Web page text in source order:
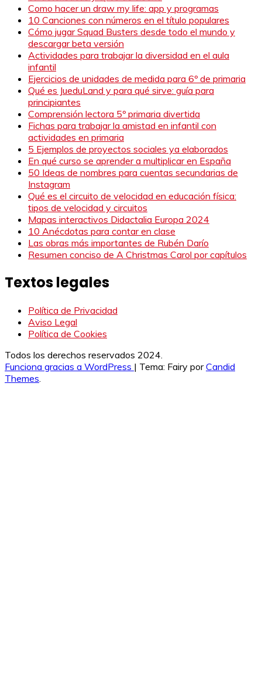
Como hacer un draw my life: app y programas
10 Canciones con números en el título populares
Cómo jugar Squad Busters desde todo el mundo y
descargar beta versión
Actividades para trabajar la diversidad en el aula
infantil
Ejercicios de unidades de medida para 6º de primaria
Qué es JueduLand y para qué sirve: guía para
principiantes
Comprensión lectora 5º primaria divertida
Fichas para trabajar la amistad en infantil con
actividades en primaria
5 Ejemplos de proyectos sociales ya elaborados
En qué curso se aprender a multiplicar en España
50 Ideas de nombres para cuentas secundarias de
Instagram
Qué es el circuito de velocidad en educación física:
tipos de velocidad y circuitos
Mapas interactivos Didactalia Europa 2024
10 Anécdotas para contar en clase
Las obras más importantes de Rubén Darío
Resumen conciso de A Christmas Carol por capítulos
Textos legales
Política de Privacidad
Aviso Legal
Política de Cookies
Todos los derechos reservados 2024.
Funciona gracias a WordPress | Tema: Fairy porCandid
Themes.